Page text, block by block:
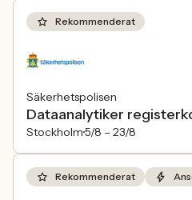
Rekommenderat
Säkerhetspolisen
Dataanalytiker
Stockholm5/8 – 23/8
Rekommenderat